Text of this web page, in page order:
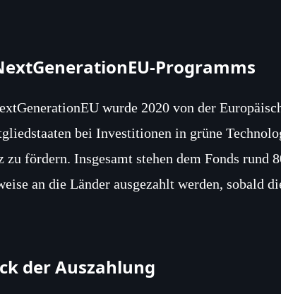
Programms
wurde 2020 von der
bei Investitionen in grüne
fördern. Insgesamt stehen dem Fonds rund
an die Länder ausgezahlt werden, sobald
der Auszahlung